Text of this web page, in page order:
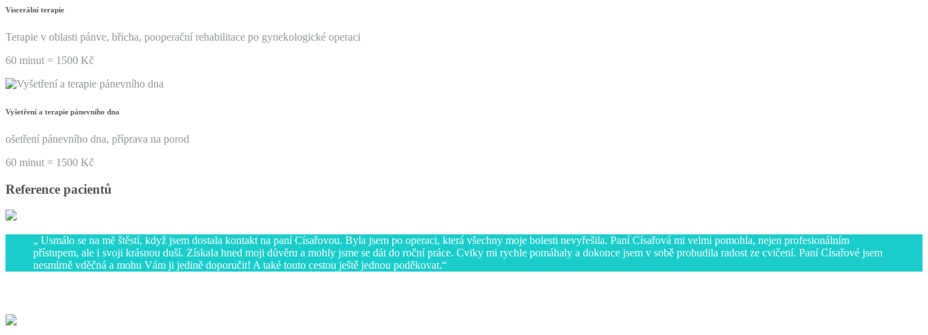
Viscerální terapie
Terapie v oblasti pánve, břicha, pooperační rehabilitace po gynekologické operaci
60 minut = 1500 Kč
Vyšetření a terapie pánevního dna
ošetření pánevního dna, příprava na porod
60 minut = 1500 Kč
Reference pacientů
Usmálo se na mě štěstí, když jsem dostala kontakt na paní Císařovou. Byla jsem po operaci, která všechny moje bolesti nevyřešila. Paní Císařová mi velmi pomohla, nejen profesionálním
přístupem, ale i svoji krásnou duší. Získala hned moji důvěru a mohly jsme se dát do roční práce. Cviky mi rychle pomáhaly a dokonce jsem v sobě probudila radost ze cvičení. Paní Císařové jsem
nesmírně vděčná a mohu Vám ji jedině doporučit! A také touto cestou ještě jednou poděkovat.